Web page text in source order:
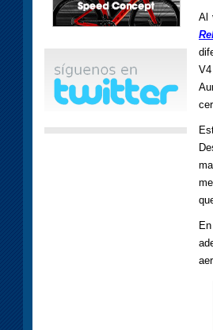
Al